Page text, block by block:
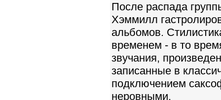
После распада
Хэммилл
альбомов.
временем - в то
звучания,
записанные в
подключением
неровными.